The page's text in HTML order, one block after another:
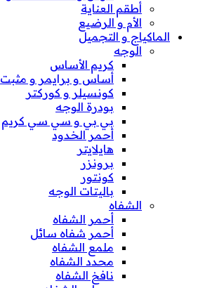
أطقم العناية
الأم و الرضيع
الماكياج و التجميل
الوجه
كريم الأساس
أساس و برايمر و مثبت
كونسيلر و كوركتر
بودرة الوجه
بي بي و سي سي كريم
أحمر الخدود
هايلايتر
برونزر
كونتور
باليتات الوجه
الشفاه
أحمر الشفاه
أحمر شفاه سائل
ملمع الشفاه
محدد الشفاه
نافخ الشفاه